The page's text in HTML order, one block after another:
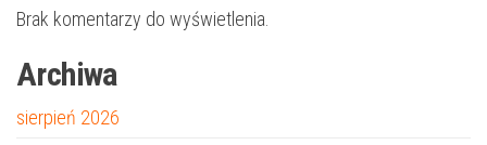
Brak komentarzy do wyświetlenia.
Archiwa
sierpień 2026